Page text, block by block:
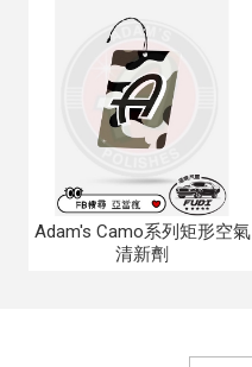
Adam's Camo系列矩形空氣
清新劑